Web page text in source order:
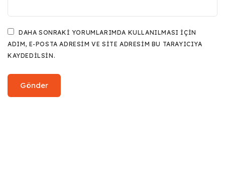
DAHA SONRAKI YORUMLARIMDA KULLANILMASI IÇIN
ADIM, E-POSTA ADRESIM VE SITE ADRESIM BU TARAYICIYA
KAYDEDILSIN.